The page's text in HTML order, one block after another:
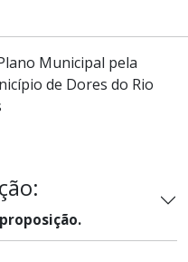
Municipal pela
de Dores do Rio